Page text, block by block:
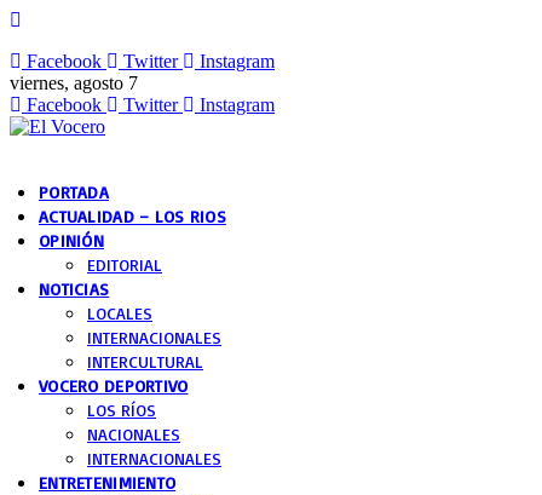
Facebook Twitter
Instagram
viernes, agosto 7
Facebook
Twitter Instagram
PORTADA
ACTUALIDAD – LOS RIOS
OPINIÓN
EDITORIAL
NOTICIAS
LOCALES
INTERNACIONALES
INTERCULTURAL
VOCERO DEPORTIVO
LOS RÍOS
NACIONALES
INTERNACIONALES
ENTRETENIMIENTO